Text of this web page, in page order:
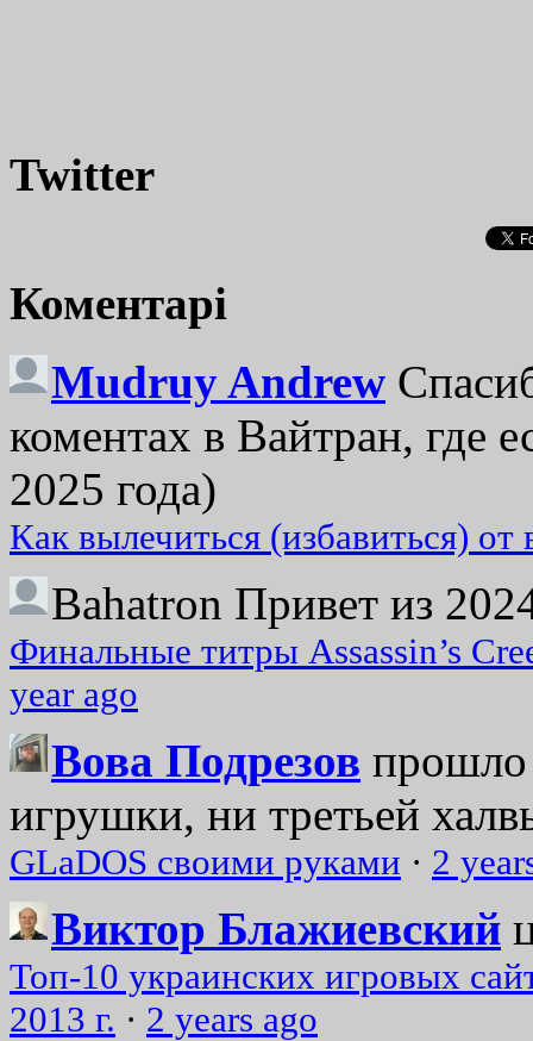
Twitter
Коментарі
Mudruy Andrew
коментах в Вайтран, где
2025 года)
Как вылечиться (избавиться)
Bahatron Привет из
Финальные титры Assassin’s
year ago
Вова Подрезов прошло
игрушки, ни третьей
GLaDOS своими руками · 2
Виктор Блажиевский
Топ-10 украинских игровых
2013 г. · 2 years ago